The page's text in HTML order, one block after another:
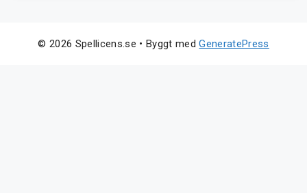
© 2026 Spellicens.se • Byggt medGeneratePress